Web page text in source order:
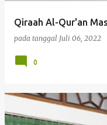
Qiraah Al-Qur'an
pada tanggal Juli 06, 2022
0